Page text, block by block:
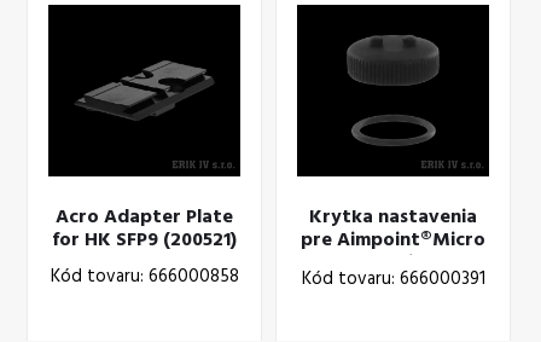
Acro Adapter Plate
for HK SFP9 (200521)
Kód tovaru: 666000858
Krytka nastavenia
pre Aimpoint®Micro
H-1 - Cap Adjustment
Micro (12208)
Kód tovaru: 666000391